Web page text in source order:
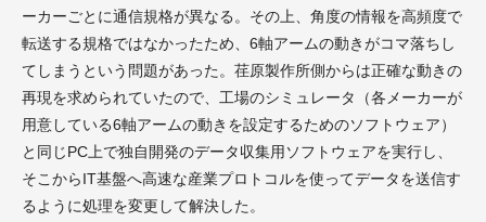
ーカーごとに通信規格が異なる。その上、角度の情報を高頻度で
転送する規格ではなかったため、6軸アームの動きがコマ落ちし
てしまうという問題があった。荏原製作所側からは正確な動きの
再現を求められていたので、工場のシミュレータ（各メーカーが
用意している6軸アームの動きを設定するためのソフトウェア）
と同じPC上で独自開発のデータ収集用ソフトウェアを実行し、
そこからIT基盤へ高速な産業プロトコルを使ってデータを送信す
るように処理を変更して解決した。